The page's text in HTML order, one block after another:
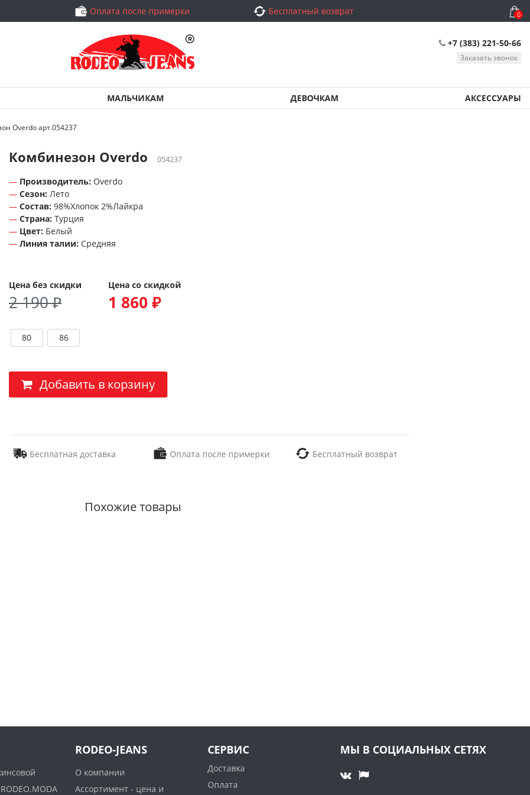
Оплата после примерки Бесплатный возврат 0
+7 (383) 221-50-66
Заказать звонок
МАЛЬЧИКАМ ДЕВОЧКАМ АКСЕССУАРЫ
Overdo арт.054237
Комбинезон Overdo 054237
Производитель: Overdo
Сезон: Лето
Состав: 98%Хлопок 2%Лайкра
Страна: Турция
Цвет: Белый
Линия талии: Средняя
Цена без скидки
2 190 ₽
Цена со скидкой
1 860 ₽
80 86
Добавить в корзину
Бесплатная доставка Оплата после примерки Бесплатный возврат
Похожие товары
RODEO-JEANS
О компании
Ассортимент - цена и
СЕРВИС
Доставка
Оплата
МЫ В СОЦИАЛЬНЫХ СЕТЯХ